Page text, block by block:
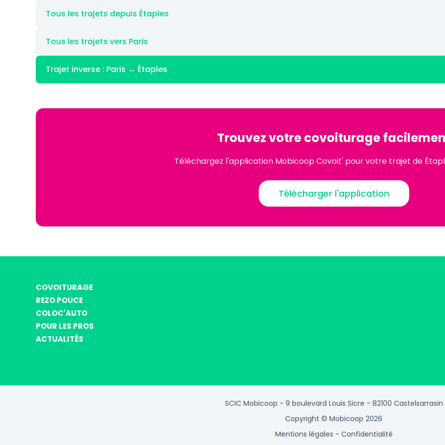
Tous les trajets depuis Étaples
Tous les trajets vers Paris
Trajet inverse : Paris → Étaples
Trouvez votre covoiturage
Téléchargez l'application Mobicoop Covoit' pour votre trajet de
Télécharger l'application
COVOITURAGE
REZO POUCE
COLOC'AUTO
POUR LES PROS
ACTUALITÉS
SCIC Mobicoop - 9 boulevard Louis Sicre - 82100 Castelsarrasin
Copyright © Mobicoop 2026
Mentions légales - Confidentialité